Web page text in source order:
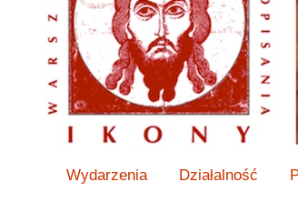
Wydarzenia Działalność